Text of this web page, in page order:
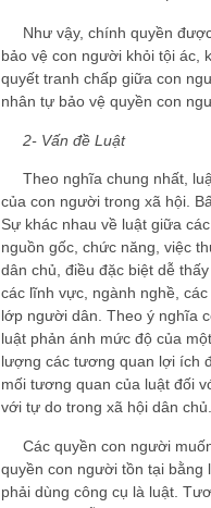
Như vậy, chính quyền
bảo vệ con người khỏi tội ác,
quyết tranh chấp giữa con
nhân tự bảo vệ quyền con
2- Vấn đề Luật
Theo nghĩa chung nhất,
của con người trong xã hội.
Sự khác nhau về luật giữa
nguồn gốc, chức năng, việc
dân chủ, điều đặc biệt dễ
các lĩnh vực, ngành nghề,
lớp người dân. Theo ý nghĩa
luật phản ánh mức độ của
lượng các tương quan lợi ích
mối tương quan của luật đối
với tự do trong xã hội dân chủ.
Các quyền con người
quyền con người tồn tại bằng
phải dùng công cụ là luật.